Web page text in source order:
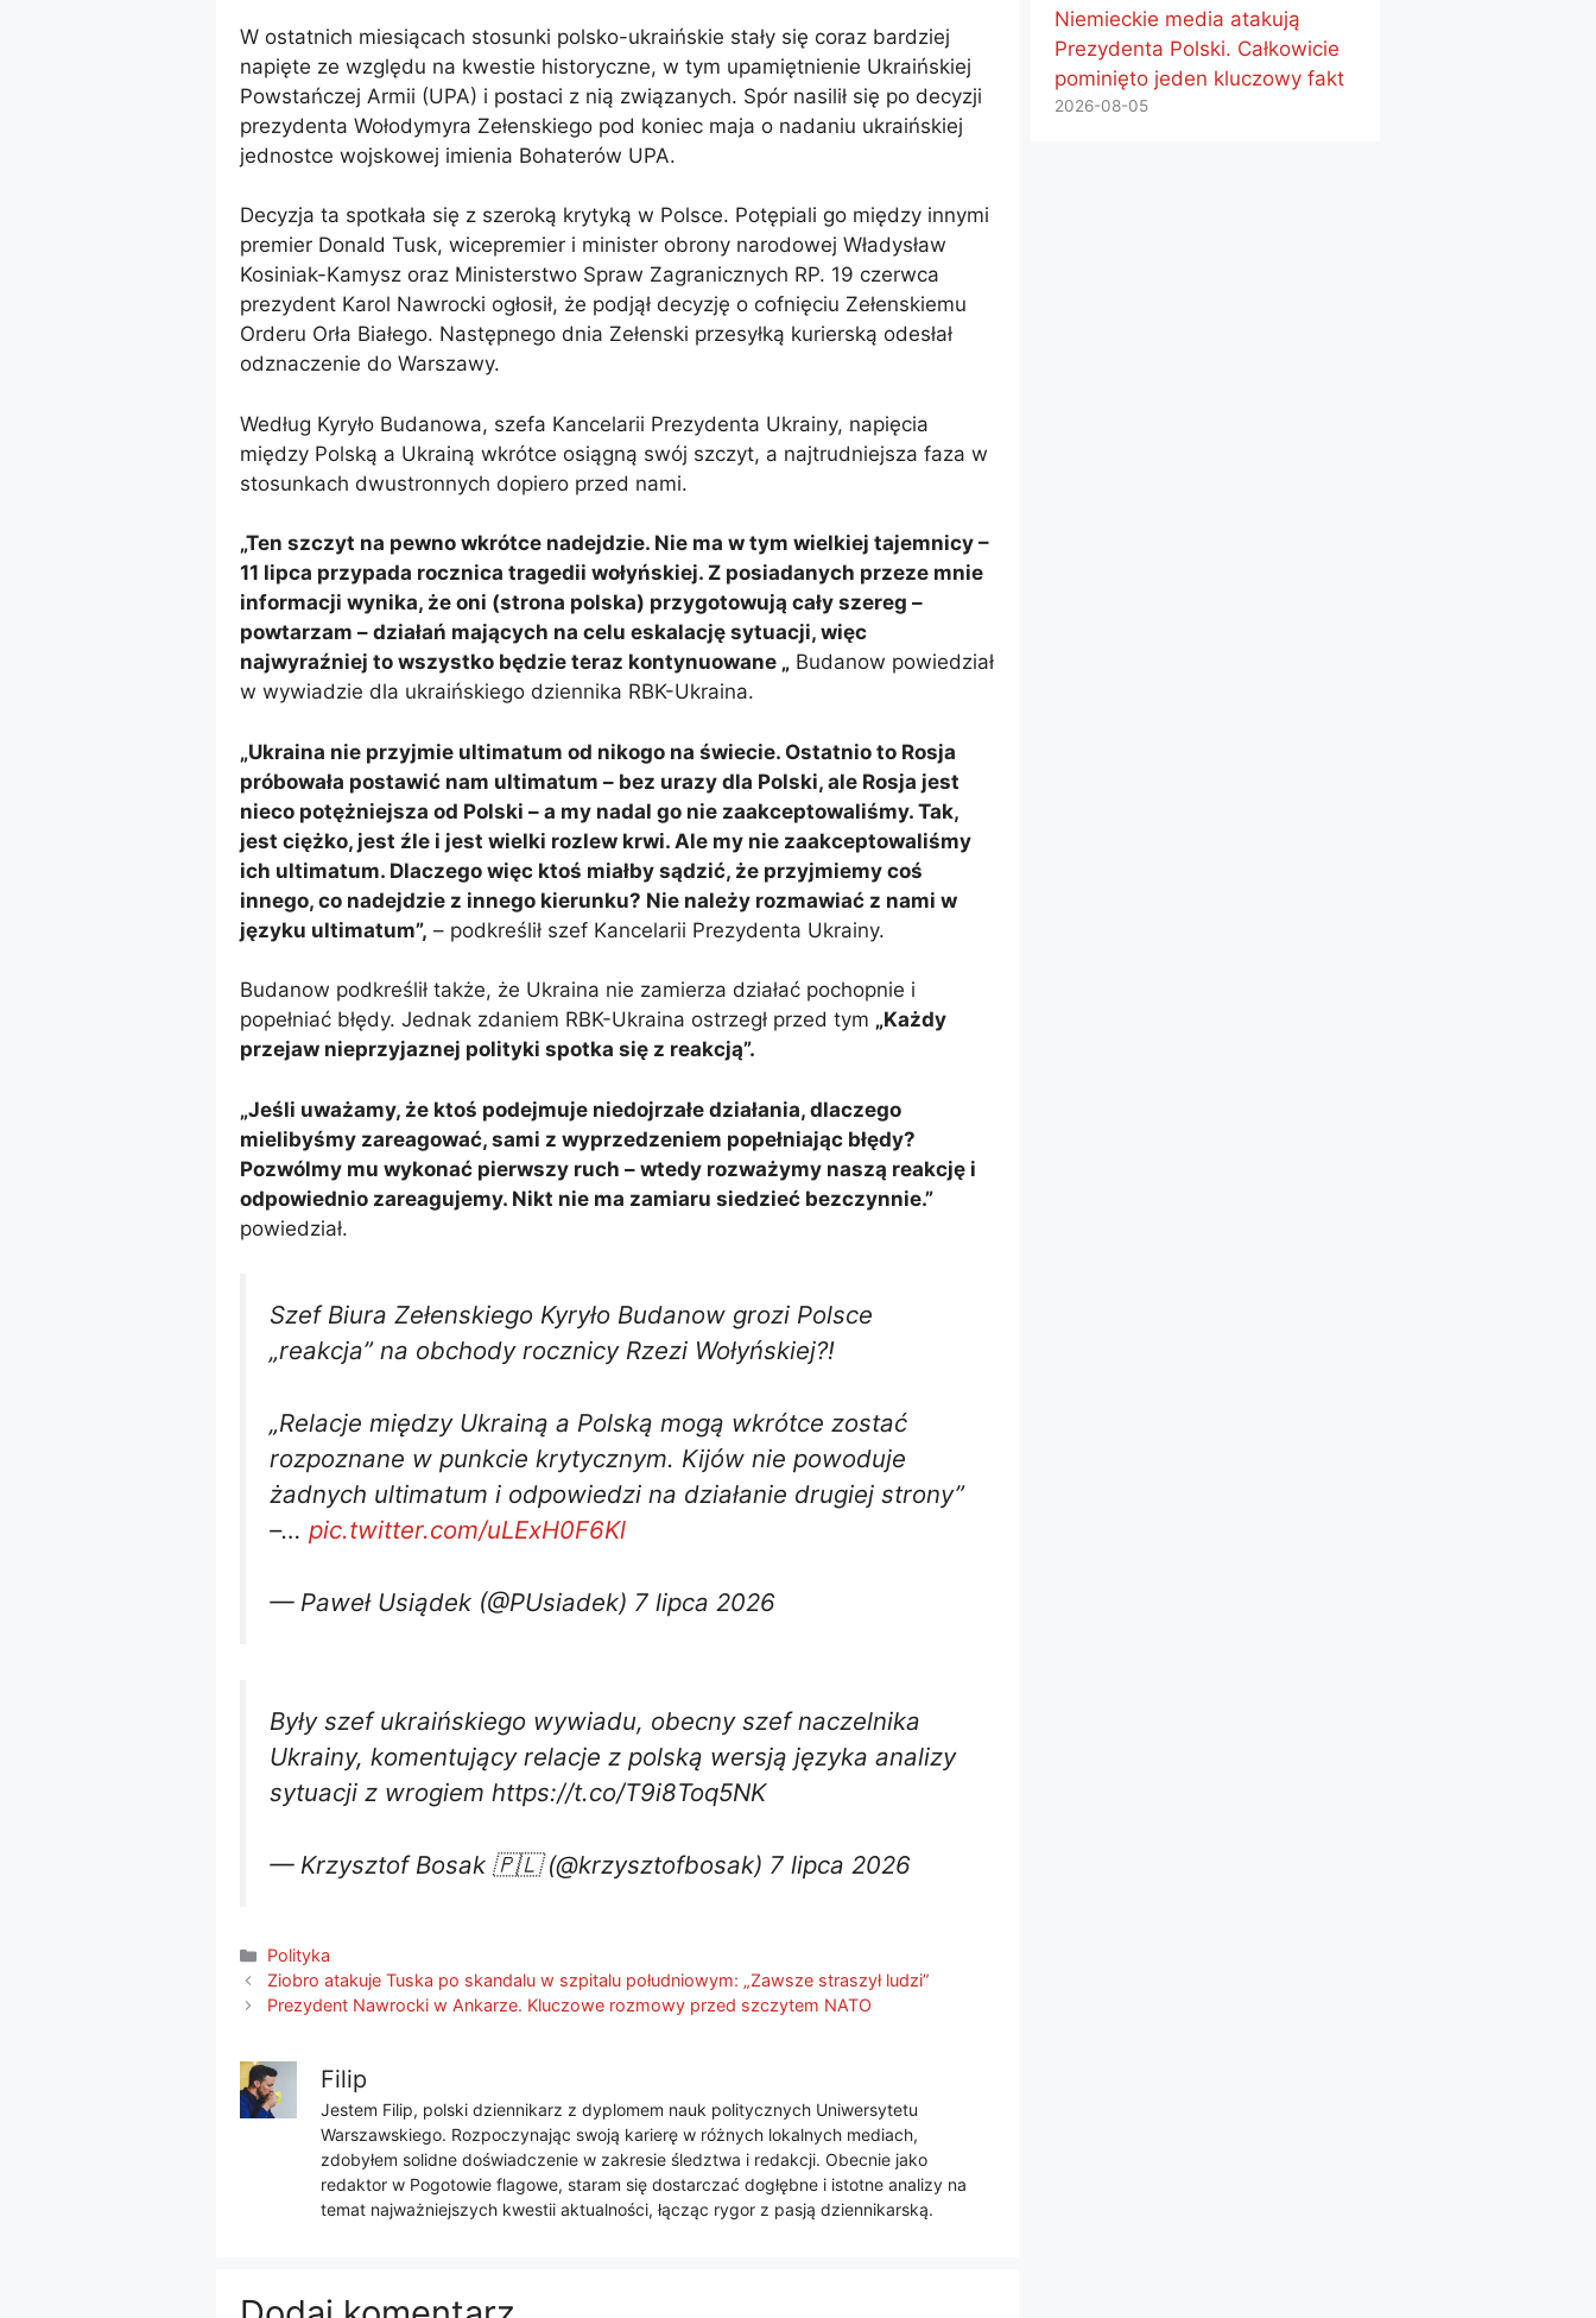
W ostatnich miesiącach stosunki polsko-ukraińskie stały się coraz bardziej
napięte ze względu na kwestie historyczne, w tym upamiętnienie Ukraińskiej
Powstańczej Armii (UPA) i postaci z nią związanych. Spór nasilił się po decyzji
prezydenta Wołodymyra Zełenskiego pod koniec maja o nadaniu ukraińskiej
jednostce wojskowej imienia Bohaterów UPA.
Decyzja ta spotkała się z szeroką krytyką w Polsce. Potępiali go między innymi
premier Donald Tusk, wicepremier i minister obrony narodowej Władysław
Kosiniak-Kamysz oraz Ministerstwo Spraw Zagranicznych RP. 19 czerwca
prezydent Karol Nawrocki ogłosił, że podjął decyzję o cofnięciu Zełenskiemu
Orderu Orła Białego. Następnego dnia Zełenski przesyłką kurierską odesłał
odznaczenie do Warszawy.
Według Kyryło Budanowa, szefa Kancelarii Prezydenta Ukrainy, napięcia
między Polską a Ukrainą wkrótce osiągną swój szczyt, a najtrudniejsza faza w
stosunkach dwustronnych dopiero przed nami.
„Ten szczyt na pewno wkrótce nadejdzie. Nie ma w tym wielkiej tajemnicy –
11 lipca przypada rocznica tragedii wołyńskiej. Z posiadanych przeze mnie
informacji wynika, że ​​oni (strona polska) przygotowują cały szereg –
powtarzam – działań mających na celu eskalację sytuacji, więc
najwyraźniej to wszystko będzie teraz kontynuowane „ Budanow powiedział
w wywiadzie dla ukraińskiego dziennika RBK-Ukraina.
„Ukraina nie przyjmie ultimatum od nikogo na świecie. Ostatnio to Rosja
próbowała postawić nam ultimatum – bez urazy dla Polski, ale Rosja jest
nieco potężniejsza od Polski – a my nadal go nie zaakceptowaliśmy. Tak,
jest ciężko, jest źle i jest wielki rozlew krwi. Ale my nie zaakceptowaliśmy
ich ultimatum. Dlaczego więc ktoś miałby sądzić, że przyjmiemy coś
innego, co nadejdzie z innego kierunku? Nie należy rozmawiać z nami w
języku ultimatum”, – podkreślił szef Kancelarii Prezydenta Ukrainy.
Budanow podkreślił także, że Ukraina nie zamierza działać pochopnie i
popełniać błędy. Jednak zdaniem RBK-Ukraina ostrzegł przed tym „Każdy
przejaw nieprzyjaznej polityki spotka się z reakcją”.
„Jeśli uważamy, że ktoś podejmuje niedojrzałe działania, dlaczego
mielibyśmy zareagować, sami z wyprzedzeniem popełniając błędy?
Pozwólmy mu wykonać pierwszy ruch – wtedy rozważymy naszą reakcję i
odpowiednio zareagujemy. Nikt nie ma zamiaru siedzieć bezczynnie.”
powiedział.
Szef Biura Zełenskiego Kyryło Budanow grozi Polsce
„reakcja” na obchody rocznicy Rzezi Wołyńskiej?!
„Relacje między Ukrainą a Polską mogą wkrótce zostać
rozpoznane w punkcie krytycznym. Kijów nie powoduje
żadnych ultimatum i odpowiedzi na działanie drugiej strony”
–… pic.twitter.com/uLExH0F6Kl
— Paweł Usiądek (@PUsiadek) 7 lipca 2026
Były szef ukraińskiego wywiadu, obecny szef naczelnika
Ukrainy, komentujący relacje z polską wersją języka analizy
sytuacji z wrogiem https://t.co/T9i8Toq5NK
— Krzysztof Bosak 🇵🇱 (@krzysztofbosak) 7 lipca 2026
Kategorie
Polityka
Ziobro atakuje Tuska po skandalu w szpitalu południowym: „Zawsze straszył ludzi”
Prezydent Nawrocki w Ankarze. Kluczowe rozmowy przed szczytem NATO
Filip
Jestem Filip, polski dziennikarz z dyplomem nauk politycznych Uniwersytetu
Warszawskiego. Rozpoczynając swoją karierę w różnych lokalnych mediach,
zdobyłem solidne doświadczenie w zakresie śledztwa i redakcji. Obecnie jako
redaktor w Pogotowie flagowe, staram się dostarczać dogłębne i istotne analizy na
temat najważniejszych kwestii aktualności, łącząc rygor z pasją dziennikarską.
Niemieckie media atakują
Prezydenta Polski. Całkowicie
pominięto jeden kluczowy fakt
2026-08-05